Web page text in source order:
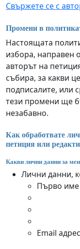
Свържете се с
Промени в
Настоящата
избора, направен
авторът на
събира, за какви
подписалите, или
тези промени ще
незабавно.
Как обработвате
петиция или
Какви лични данни за
Лични данни,
Първо име
Email адрес